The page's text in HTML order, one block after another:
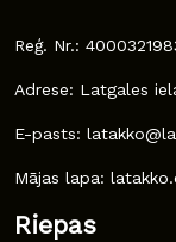
Reģ. Nr.:
Adrese: Latgales
E-pasts:
Mājas lapa:
Riepas